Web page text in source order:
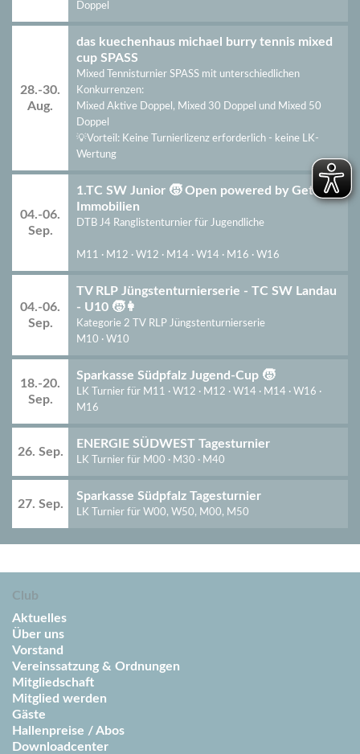
Doppel
28.-30.
Aug.
das kuechenhaus michael burry tennis mixed
cup SPASS
Mixed Tennisturnier SPASS mit unterschiedlichen
Konkurrenzen:
Mixed Aktive Doppel, Mixed 30 Doppel und Mixed 50
Doppel
💡Vorteil: Keine Turnierlizenz erforderlich - keine LK-
Wertung
04.-06.
Sep.
1.TC SW Junior 🧒 Open powered by Getto
Immobilien
DTB J4 Ranglistenturnier für Jugendliche
M11 · M12 · W12 · M14 · W14 · M16 · W16
04.-06.
Sep.
TV RLP Jüngstenturnierserie - TC SW Landau
- U10 🧒👩
Kategorie 2 TV RLP Jüngstenturnierserie
M10 · W10
18.-20.
Sep.
Sparkasse Südpfalz Jugend-Cup 🧒
LK Turnier für M11 · W12 · M12 · W14 · M14 · W16 ·
M16
26. Sep.
ENERGIE SÜDWEST Tagesturnier
LK Turnier für M00 · M30 · M40
27. Sep.
Sparkasse Südpfalz Tagesturnier
LK Turnier für W00, W50, M00, M50
Club
Aktuelles
Über uns
Vorstand
Vereinssatzung & Ordnungen
Mitgliedschaft
Mitglied werden
Gäste
Hallenpreise / Abos
Downloadcenter